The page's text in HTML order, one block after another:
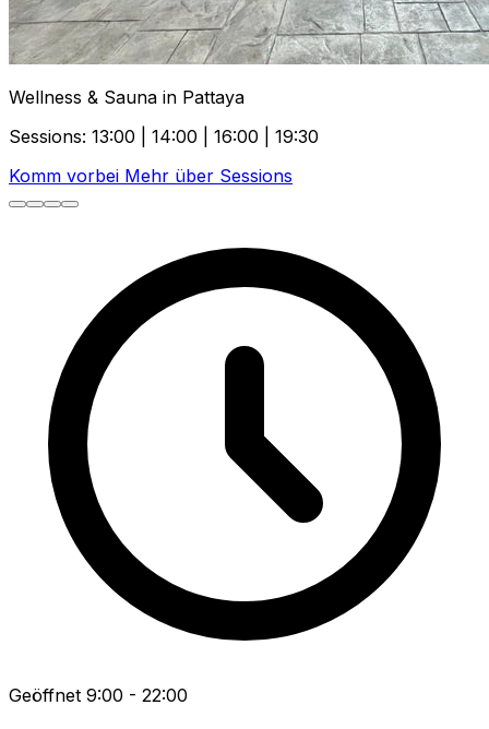
Wellness & Sauna in Pattaya
Sessions: 13:00 | 14:00 | 16:00 | 19:30
Komm vorbei Mehr über Sessions
Geöffnet 9:00 - 22:00